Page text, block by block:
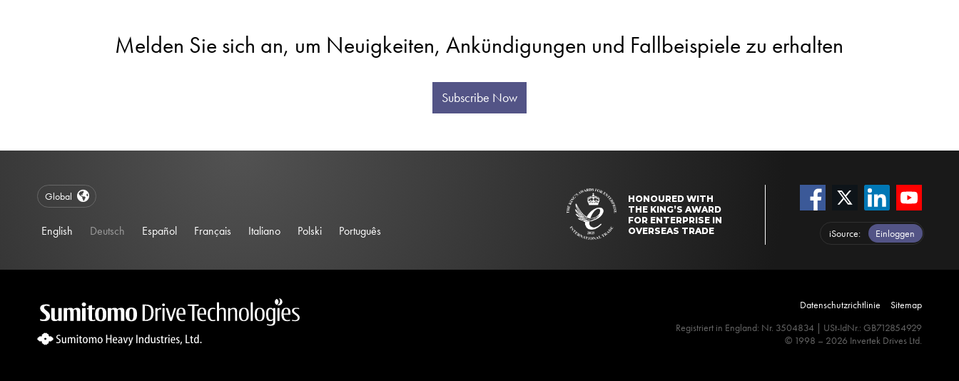
Melden Sie sich an, um Neuigkeiten, Ankündigungen und Fallbeispiele zu erhalten
Subscribe Now
HONOURED WITH
THE KING’S AWARD
FOR ENTERPRISE IN
OVERSEAS TRADE
iSource Einloggen
Global
English Deutsch Español Français Italiano Polski Português
Datenschutzrichtlinie
Sitemap
Registriert in England: Nr. 3504834 | USt-IdNr.: GB712854929
© 1998 – 2026 Invertek Drives Ltd.